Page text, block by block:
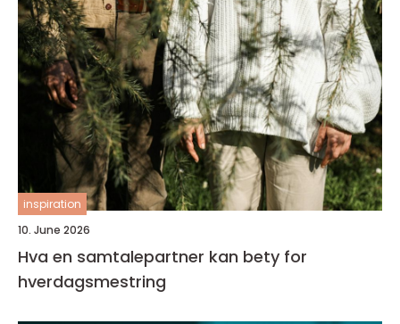
inspiration
10. June 2026
Hva en samtalepartner kan bety for
hverdagsmestring